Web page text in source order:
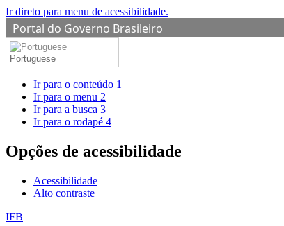
Ir direto para menu de acessibilidade.
Portal do Governo Brasileiro
Portuguese
Ir para o conteúdo 1
Ir para o menu 2
Ir para a busca 3
Ir para o rodapé 4
Opções de acessibilidade
Acessibilidade
Alto contraste
IFB